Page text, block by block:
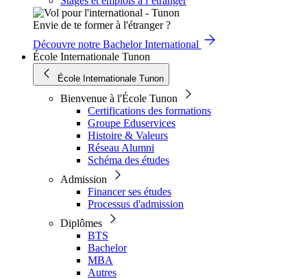
Envie de te former à l'étranger ?
Découvre notre Bachelor International
École Internationale Tunon
École Internationale Tunon
Bienvenue à l'École Tunon
Certifications des formations
Groupe Eduservices
Histoire & Valeurs
Réseau Alumni
Schéma des études
Admission
Financer ses études
Processus d'admission
Diplômes
BTS
Bachelor
MBA
Autres